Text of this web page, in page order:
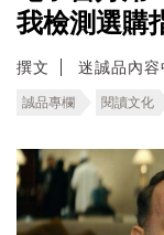
我檢測選購
撰文 迷誠品內容
誠品專欄 閱讀文化